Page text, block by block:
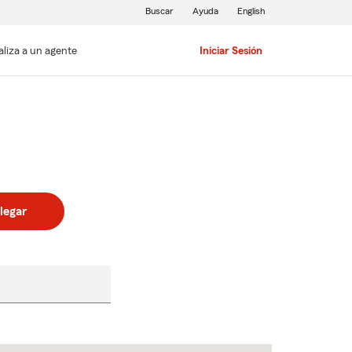
a un agente Iniciar Sesión
Buscar Ayuda English